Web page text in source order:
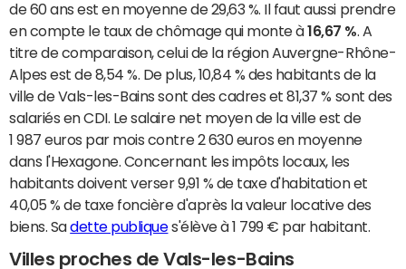
de 60 ans est en moyenne de 29,63 %. Il faut aussi prendre
en compte le taux de chômage qui monte à16,67 % . A
titre de comparaison, celui de la région Auvergne-Rhône-
Alpes est de 8,54 %. De plus, 10,84 % des habitants de la
ville de Vals-les-Bains sont des cadres et 81,37 % sont des
salariés en CDI. Le salaire net moyen de la ville est de
1 987 euros par mois contre 2 630 euros en moyenne
dans l'Hexagone. Concernant les impôts locaux, les
habitants doivent verser 9,91 % de taxe d'habitation et
40,05 % de taxe foncière d'après la valeur locative des
biens. Sadette publiques'élève à 1 799 € par habitant.
Villes proches de Vals-les-Bains